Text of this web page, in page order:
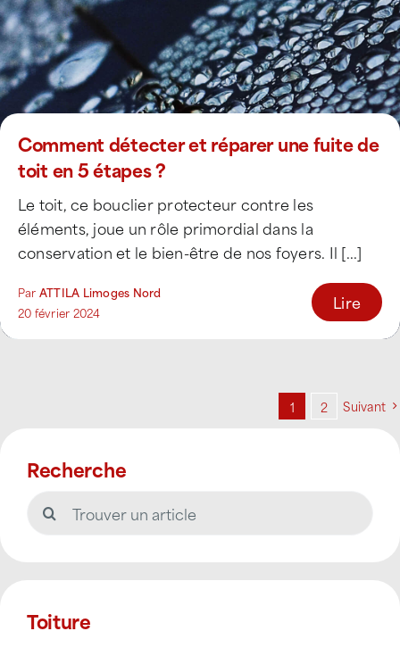
Comment détecter et réparer une fuite de
toit en 5 étapes ?
Le toit, ce bouclier protecteur contre les
éléments, joue un rôle primordial dans la
conservation et le bien-être de nos foyers. Il [...]
Par ATTILA Limoges Nord
20 février 2024
Lire
1 2 Suivant
Recherche
Rechercher:
Toiture